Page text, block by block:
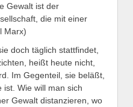
Gewalt ist der
die mit einer
Marx)
doch täglich stattfindet,
heißt heute nicht,
Im Gegenteil, sie beläßt,
ist. Wie will man sich
Gewalt distanzieren, wo